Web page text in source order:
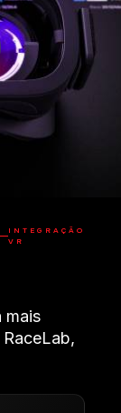
INTEGRAÇÃO
VR
mais